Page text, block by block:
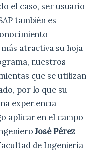
el caso, ser usuario
también es
atractiva su hoja
nuestros
que se utilizan
por lo que su
experiencia
aplicar en el campo
José Pérez
de Ingeniería